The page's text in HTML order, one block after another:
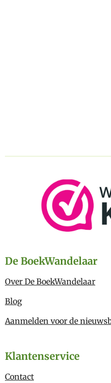
De BoekWandelaar
Over De BoekWandelaar
Blog
Aanmelden voor de
Klantenservice
Contact